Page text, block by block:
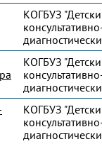
КОГБУЗ
КОГБУЗ
КОГБУЗ